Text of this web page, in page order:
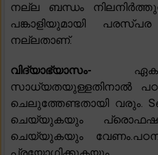
നല്ല ബന്ധം
പങ്കാളിയുമായി
നല്ലതാണ്.
വിദ്യാഭ്യാസം-
സാധ്യതയുള്ളതിനാൽ
ചെലുത്തേണ്ടതായി വരും.
ചെയ്യുകയും
ചെയ്യുകയും